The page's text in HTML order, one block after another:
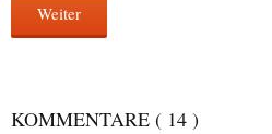
Weiter
KOMMENTARE ( 14 )